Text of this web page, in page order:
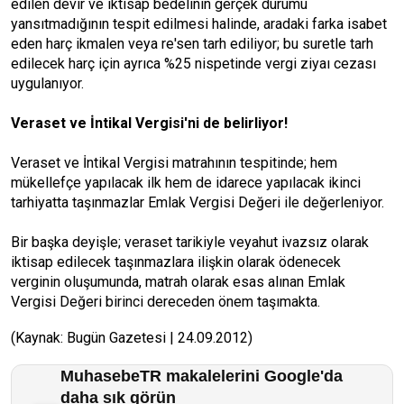
edilen devir ve iktisap bedelinin gerçek durumu
yansıtmadığının tespit edilmesi halinde, aradaki farka isabet
eden harç ikmalen veya re'sen tarh ediliyor; bu suretle tarh
edilecek harç için ayrıca %25 nispetinde vergi ziyaı cezası
uygulanıyor.
Veraset ve İntikal Vergisi'ni de belirliyor!
Veraset ve İntikal Vergisi matrahının tespitinde; hem
mükellefçe yapılacak ilk hem de idarece yapılacak ikinci
tarhiyatta taşınmazlar Emlak Vergisi Değeri ile değerleniyor.
Bir başka deyişle; veraset tarikiyle veyahut ivazsız olarak
iktisap edilecek taşınmazlara ilişkin olarak ödenecek
verginin oluşumunda, matrah olarak esas alınan Emlak
Vergisi Değeri birinci dereceden önem taşımakta.
(Kaynak: Bugün Gazetesi | 24.09.2012)
MuhasebeTR makalelerini Google'da
daha sık görün